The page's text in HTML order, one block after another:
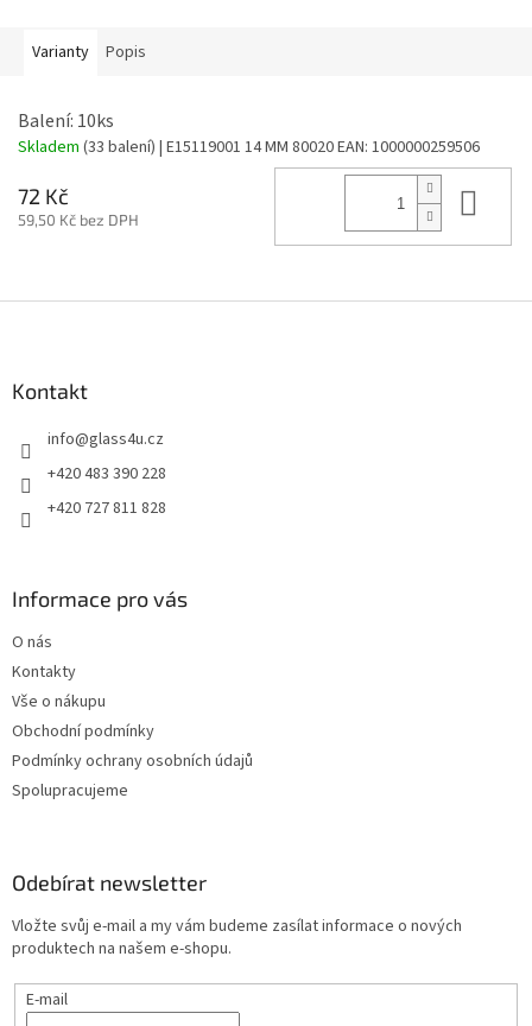
Varianty Popis
Balení: 10ks
Skladem (33 balení) | E15119001 14 MM 80020EAN: 1000000259506
72 Kč
59,50 Kč bez DPH
Kontakt
info@glass4u.cz
+420 483 390 228
+420 727 811 828
Informace pro vás
O nás
Kontakty
Vše o nákupu
Obchodní podmínky
Podmínky ochrany osobních údajů
Spolupracujeme
Odebírat newsletter
Vložte svůj e-mail a my vám budeme zasílat informace o nových
produktech na našem e-shopu.
E-mail